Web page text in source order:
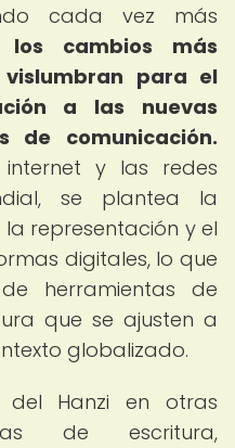
cada vez más
los cambios más
para el
a las nuevas
de comunicación.
y las redes
se plantea la
representación y el
digitales, lo que
herramientas de
que se ajusten a
globalizado.
del Hanzi en otras
de escritura,